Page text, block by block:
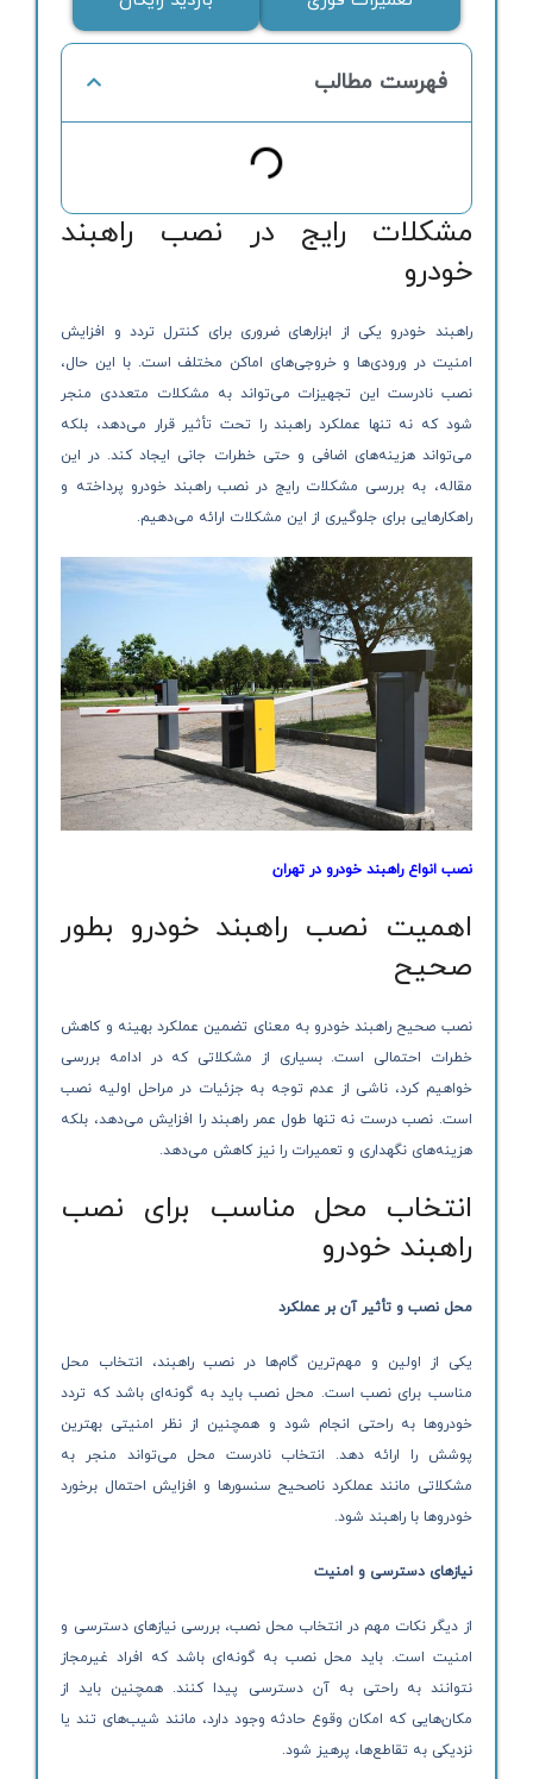
فهرست مطالب
مشکلات رایج در نصب راهبند
خودرو
راهبند خودرو یکی از ابزارهای ضروری برای کنترل تردد و افزایش
امنیت در ورودی‌ها و خروجی‌های اماکن مختلف است. با این حال،
نصب نادرست این تجهیزات می‌تواند به مشکلات متعددی منجر
شود که نه تنها عملکرد راهبند را تحت تأثیر قرار می‌دهد، بلکه
می‌تواند هزینه‌های اضافی و حتی خطرات جانی ایجاد کند. در این
مقاله، به بررسی مشکلات رایج در نصب راهبند خودرو پرداخته و
راهکارهایی برای جلوگیری از این مشکلات ارائه می‌دهیم.
نصب انواع راهبند خودرو در تهران
اهمیت نصب راهبند خودرو بطور
صحیح
نصب صحیح راهبند خودرو به معنای تضمین عملکرد بهینه و کاهش
خطرات احتمالی است. بسیاری از مشکلاتی که در ادامه بررسی
خواهیم کرد، ناشی از عدم توجه به جزئیات در مراحل اولیه نصب
است. نصب درست نه تنها طول عمر راهبند را افزایش می‌دهد، بلکه
هزینه‌های نگهداری و تعمیرات را نیز کاهش می‌دهد.
انتخاب محل مناسب برای نصب
راهبند خودرو
محل نصب و تأثیر آن بر عملکرد
یکی از اولین و مهم‌ترین گام‌ها در نصب راهبند، انتخاب محل
مناسب برای نصب است. محل نصب باید به گونه‌ای باشد که تردد
خودروها به راحتی انجام شود و همچنین از نظر امنیتی بهترین
پوشش را ارائه دهد. انتخاب نادرست محل می‌تواند منجر به
مشکلاتی مانند عملکرد ناصحیح سنسورها و افزایش احتمال برخورد
خودروها با راهبند شود.
نیازهای دسترسی و امنیت
از دیگر نکات مهم در انتخاب محل نصب، بررسی نیازهای دسترسی و
امنیت است. باید محل نصب به گونه‌ای باشد که افراد غیرمجاز
نتوانند به راحتی به آن دسترسی پیدا کنند. همچنین باید از
مکان‌هایی که امکان وقوع حادثه وجود دارد، مانند شیب‌های تند یا
نزدیکی به تقاطع‌ها، پرهیز شود.